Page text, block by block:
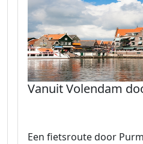
Vanuit Volendam
Een fietsroute door